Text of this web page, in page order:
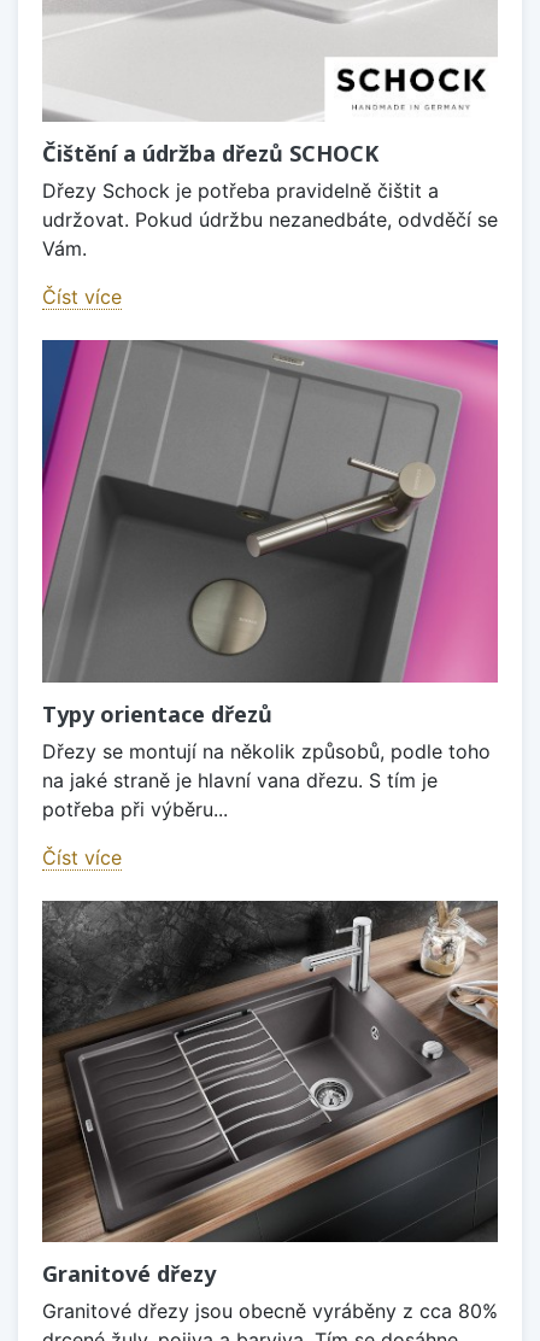
Čištění a údržba dřezů SCHOCK
Dřezy Schock je potřeba pravidelně čištit a
udržovat. Pokud údržbu nezanedbáte, odvděčí se
Vám.
Číst více
Typy orientace dřezů
Dřezy se montují na několik způsobů, podle toho
na jaké straně je hlavní vana dřezu. S tím je
potřeba při výběru...
Číst více
Granitové dřezy
Granitové dřezy jsou obecně vyráběny z cca 80%